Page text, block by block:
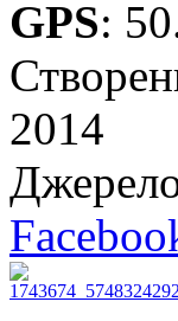
GPS:
2014